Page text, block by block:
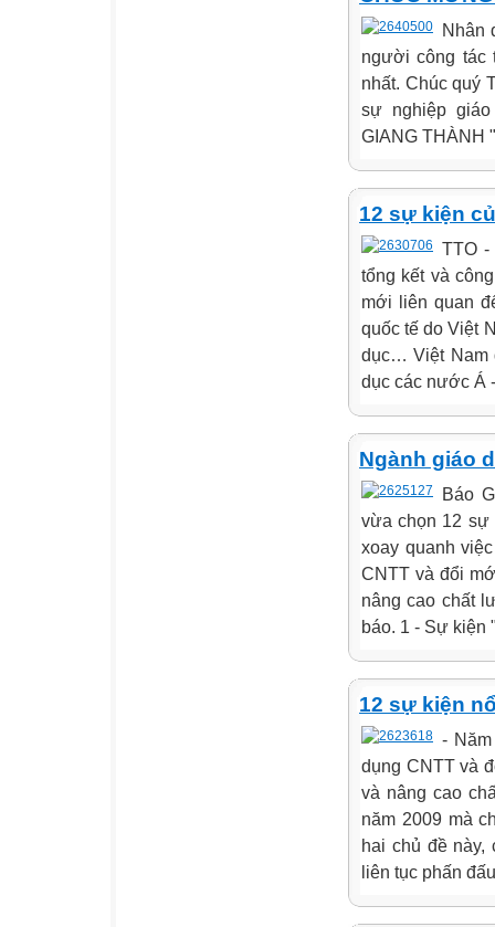
Nhân
người công tác
nhất. Chúc quý
sự nghiệp
GIANG THÀNH
12 sự kiện
TTO
tổng kết và
mới liên quan
quốc tế do Việt
dục… Việt Nam
dục các nước Á
Ngành giáo
Báo
vừa chọn 12 sự
xoay quanh
CNTT và đổi
nâng cao chất
báo. 1 - Sự kiện
12 sự kiện
-
dụng CNTT và
và nâng cao
năm 2009 mà
hai chủ đề này,
liên tục phấn